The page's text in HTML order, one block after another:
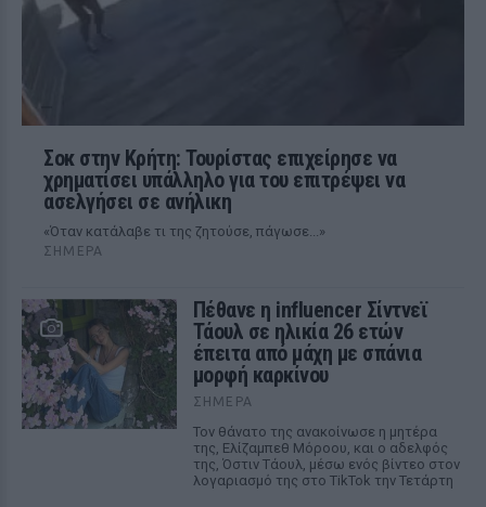
Σοκ στην Κρήτη: Τουρίστας επιχείρησε να
χρηματίσει υπάλληλο για του επιτρέψει να
ασελγήσει σε ανήλικη
«Όταν κατάλαβε τι της ζητούσε, πάγωσε...»
ΣΉΜΕΡΑ
Πέθανε η influencer Σίντνεϊ
Τάουλ σε ηλικία 26 ετών
έπειτα από μάχη με σπάνια
μορφή καρκίνου
ΣΉΜΕΡΑ
Τον θάνατο της ανακοίνωσε η μητέρα
της, Ελίζαμπεθ Μόροου, και ο αδελφός
της, Όστιν Τάουλ, μέσω ενός βίντεο στον
λογαριασμό της στο TikTok την Τετάρτη